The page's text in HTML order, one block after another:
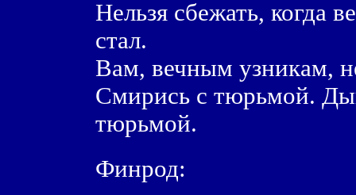
Нельзя сбежать, когда
стал.
Вам, вечным узникам,
Смирись с тюрьмой.
тюрьмой.
Финрод: